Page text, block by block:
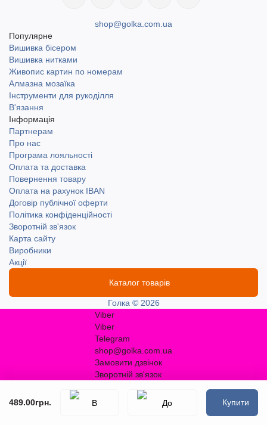
489.00грн. Купити
shop@golka.com.ua
Популярне
Вишивка бісером
Вишивка нитками
Живопис картин по номерам
Алмазна мозаїка
Інструменти для рукоділля
В'язання
Інформація
Партнерам
Про нас
Програма лояльності
Оплата та доставка
Повернення товару
Оплата на рахунок IBAN
Договір публічної оферти
Політика конфіденційності
Зворотній зв'язок
Карта сайту
Виробники
Акції
Каталог товарів
Голка © 2026
Viber
Viber
Telegram
shop@golka.com.ua
Замовити дзвінок
Зворотній зв'язок